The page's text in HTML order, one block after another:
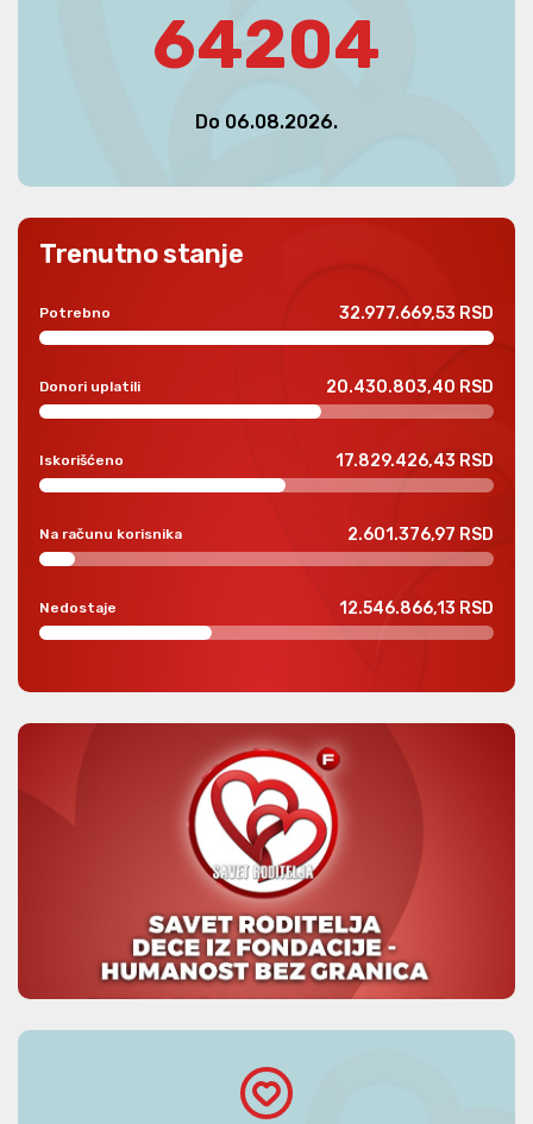
64204
Do 06.08.2026.
Trenutno stanje
Potrebno 32.977.669,53 RSD
Donori uplatili 20.430.803,40 RSD
Iskorišćeno 17.829.426,43 RSD
Na računu korisnika 2.601.376,97 RSD
Nedostaje 12.546.866,13 RSD